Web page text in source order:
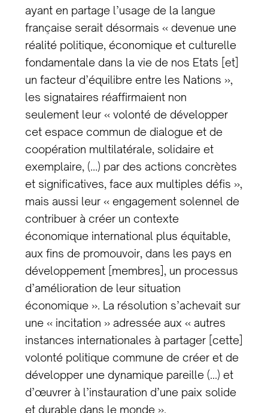
ayant en partage l’usage de la langue
française serait désormais « devenue une
réalité politique, économique et culturelle
fondamentale dans la vie de nos Etats [et]
un facteur d’équilibre entre les Nations »,
les signataires réaffirmaient non
seulement leur « volonté de développer
cet espace commun de dialogue et de
coopération multilatérale, solidaire et
exemplaire, (…) par des actions concrètes
et significatives, face aux multiples défis »,
mais aussi leur « engagement solennel de
contribuer à créer un contexte
économique international plus équitable,
aux fins de promouvoir, dans les pays en
développement [membres], un processus
d’amélioration de leur situation
économique ». La résolution s’achevait sur
une « incitation » adressée aux « autres
instances internationales à partager [cette]
volonté politique commune de créer et de
développer une dynamique pareille (…) et
d’œuvrer à l’instauration d’une paix solide
et durable dans le monde ».